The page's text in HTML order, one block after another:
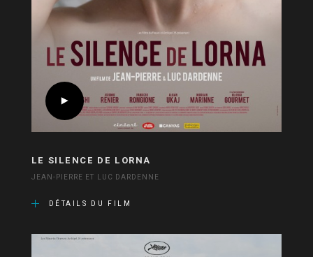
LE SILENCE DE LORNA
JEAN-PIERRE ET LUC DARDENNE
DÉTAILS DU FILM